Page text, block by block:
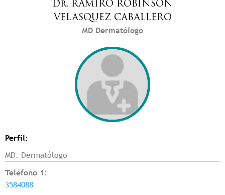
Dr. RAMIRO ROBINSON
VELASQUEZ CABALLERO
MD Dermatólogo
Perfil:
MD. Dermatólogo
Teléfono 1:
3584088